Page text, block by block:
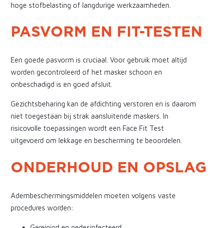
hoge stofbelasting of langdurige werkzaamheden.
PASVORM EN FIT-TESTEN
Een goede pasvorm is cruciaal. Voor gebruik moet altijd
worden gecontroleerd of het masker schoon en
onbeschadigd is en goed afsluit.
Gezichtsbeharing kan de afdichting verstoren en is daarom
niet toegestaan bij strak aansluitende maskers. In
risicovolle toepassingen wordt een Face Fit Test
uitgevoerd om lekkage en bescherming te beoordelen.
ONDERHOUD EN OPSLAG
Adembeschermingsmiddelen moeten volgens vaste
procedures worden: